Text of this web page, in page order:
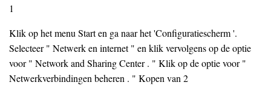
1
Klik op het menu Start en ga naar het 'Configuratiescherm '.
Selecteer " Netwerk en internet " en klik vervolgens op de optie
voor " Network and Sharing Center . " Klik op de optie voor "
Netwerkverbindingen beheren . " Kopen van 2